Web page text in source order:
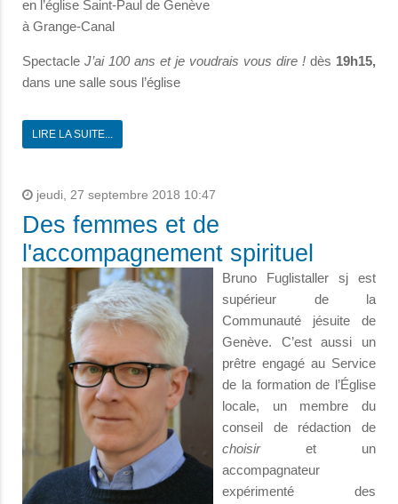
en l’église Saint-Paul de Genève
à Grange-Canal
Spectacle J’ai 100 ans et je voudrais vous dire ! dès 19h15,
dans une salle sous l’église
LIRE LA SUITE...
jeudi, 27 septembre 2018 10:47
Des femmes et de
l'accompagnement spirituel
Bruno Fuglistaller sj est
supérieur de la
Communauté jésuite de
Genève. C’est aussi un
prêtre engagé au Service
de la formation de l’Église
locale, un membre du
conseil de rédaction de
choisir et un
accompagnateur
expérimenté des